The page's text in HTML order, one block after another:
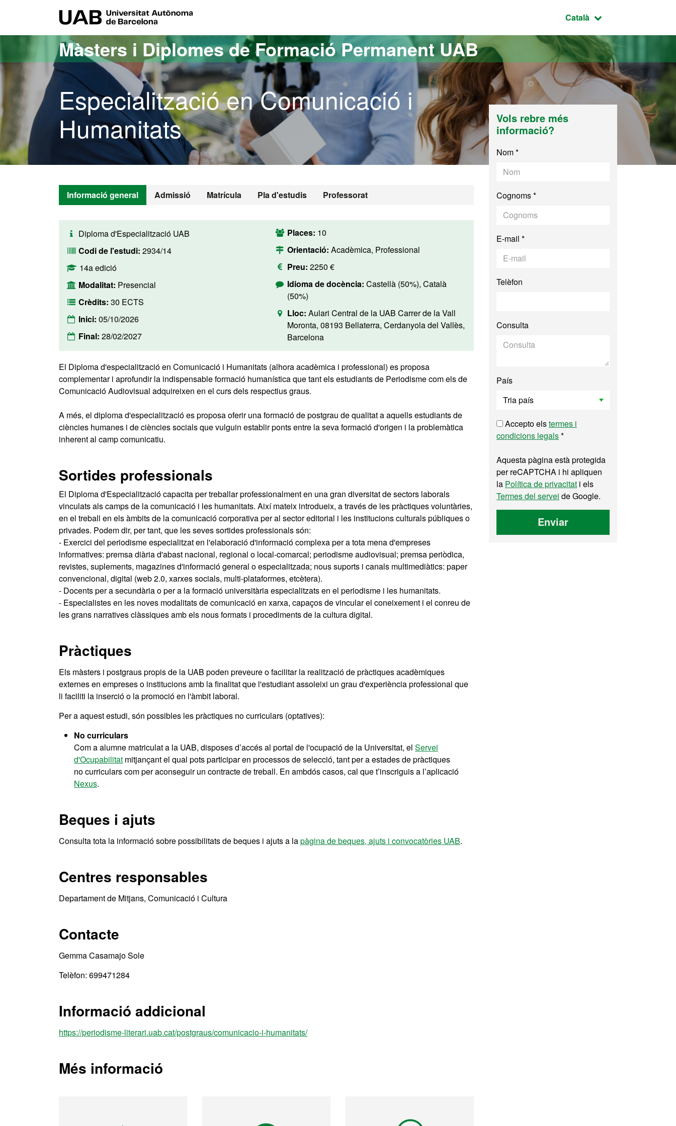
Idioma seleccionat:
Català
Màsters i Diplomes de Formació Permanent UAB
Especialització en Comunicació i
Humanitats
Informació general Admissió Matrícula Pla d'estudis Professorat
Diploma d'Especialització UAB
Codi de l'estudi: 2934/14
14a edició
Modalitat: Presencial
Crèdits: 30 ECTS
Inici: 05/10/2026
Final: 28/02/2027
Places: 10
Orientació: Acadèmica, Professional
Preu: 2250 €
Idioma de docència: Castellà (50%), Català
(50%)
Lloc: Aulari Central de la UAB Carrer de la Vall
Moronta, 08193 Bellaterra, Cerdanyola del Vallès,
Barcelona
El Diploma d'especialització en Comunicació i Humanitats (alhora acadèmica i professional) es proposa
complementar i aprofundir la indispensable formació humanística que tant els estudiants de Periodisme com els de
Comunicació Audiovisual adquireixen en el curs dels respectius graus.
A més, el diploma d'especialització es proposa oferir una formació de postgrau de qualitat a aquells estudiants de
ciències humanes i de ciències socials que vulguin establir ponts entre la seva formació d'origen i la problemàtica
inherent al camp comunicatiu.
Sortides professionals
El Diploma d'Especialització capacita per treballar professionalment en una gran diversitat de sectors laborals
vinculats als camps de la comunicació i les humanitats. Així mateix introdueix, a través de les pràctiques voluntàries,
en el treball en els àmbits de la comunicació corporativa per al sector editorial i les institucions culturals públiques o
privades. Podem dir, per tant, que les seves sortides professionals són:
- Exercici del periodisme especialitzat en l'elaboració d'informació complexa per a tota mena d'empreses
informatives: premsa diària d'abast nacional, regional o local-comarcal; periodisme audiovisual; premsa periòdica,
revistes, suplements, magazines d'informació general o especialitzada; nous suports i canals multimediàtics: paper
convencional, digital (web 2.0, xarxes socials, multi-plataformes, etcètera).
- Docents per a secundària o per a la formació universitària especialitzats en el periodisme i les humanitats.
- Especialistes en les noves modalitats de comunicació en xarxa, capaços de vincular el coneixement i el conreu de
les grans narratives clàssiques amb els nous formats i procediments de la cultura digital.
Pràctiques
Els màsters i postgraus propis de la UAB poden preveure o facilitar la realització de pràctiques acadèmiques
externes en empreses o institucions amb la finalitat que l'estudiant assoleixi un grau d'experiència professional que
li faciliti la inserció o la promoció en l'àmbit laboral.
Per a aquest estudi, són possibles les pràctiques no curriculars (optatives):
No curriculars
Com a alumne matriculat a la UAB, disposes d’accés al portal de l'ocupació de la Universitat, el Servei
d'Ocupabilitat mitjançant el qual pots participar en processos de selecció, tant per a estades de pràctiques
no curriculars com per aconseguir un contracte de treball. En ambdós casos, cal que t’inscriguis a l’aplicació
Nexus.
Beques i ajuts
Consulta tota la informació sobre possibilitats de beques i ajuts a lapàgina de beques, ajuts i convocatòries UAB.
Centres responsables
Departament de Mitjans, Comunicació i Cultura
Contacte
Gemma Casamajo Sole
Telèfon: 699471284
Informació addicional
https://periodisme-literari.uab.cat/postgraus/comunicacio-i-humanitats/
Més informació
Vols rebre més
informació?
Nom *
Cognoms *
E-mail *
Telèfon
Consulta
País
Accepto elstermes i
condicions legals*
Aquesta pàgina està protegida
per reCAPTCHA i hi apliquen
la Política de privacitat i els
Termes del servei de Google.
Enviar